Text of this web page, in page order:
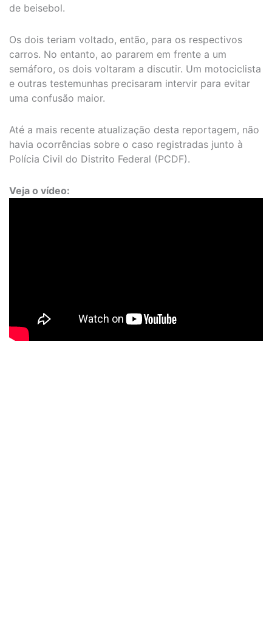
de beisebol.
Os dois teriam voltado, então, para os respectivos
carros. No entanto, ao pararem em frente a um
semáforo, os dois voltaram a discutir. Um motociclista
e outras testemunhas precisaram intervir para evitar
uma confusão maior.
Até a mais recente atualização desta reportagem, não
havia ocorrências sobre o caso registradas junto à
Polícia Civil do Distrito Federal (PCDF).
Veja o vídeo: